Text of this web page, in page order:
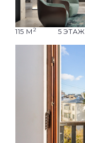
115 М 2 5 ЭТАЖ